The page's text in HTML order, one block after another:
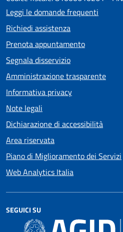
Leggi le domande frequenti
Richiedi assistenza
Prenota appuntamento
Segnala disservizio
Amministrazione trasparente
Informativa privacy
Note legali
Dichiarazione di accessibilità
Area riservata
Piano di Miglioramento dei Servizi
Web Analytics Italia
SEGUICI SU